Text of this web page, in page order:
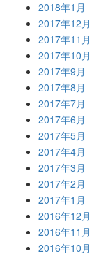
2018年1月
2017年12月
2017年11月
2017年10月
2017年9月
2017年8月
2017年7月
2017年6月
2017年5月
2017年4月
2017年3月
2017年2月
2017年1月
2016年12月
2016年11月
2016年10月